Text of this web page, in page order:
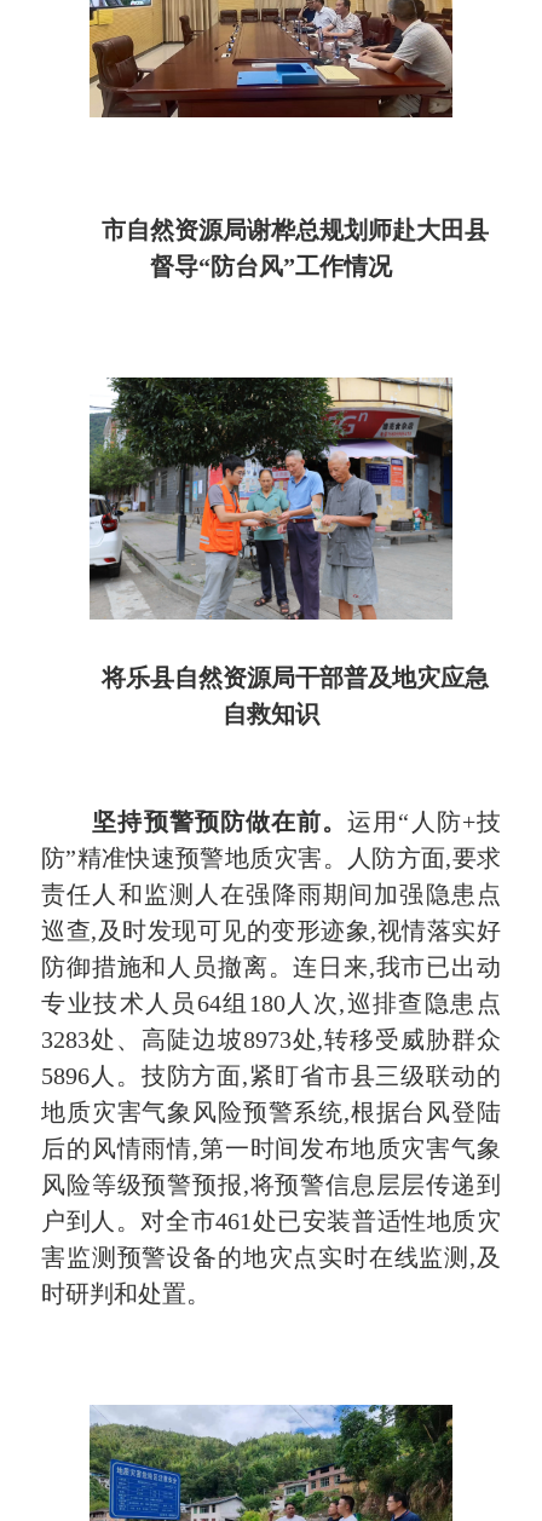
市自然资源局谢桦总规划师赴大田县
督导“防台风”工作情况
将乐县自然资源局干部普及地灾应急
自救知识
坚持预警预防做在前。运用“人防+技
防”精准快速预警地质灾害。人防方面,要求
责任人和监测人在强降雨期间加强隐患点
巡查,及时发现可见的变形迹象,视情落实好
防御措施和人员撤离。连日来,我市已出动
专业技术人员64组180人次,巡排查隐患点
3283处、高陡边坡8973处,转移受威胁群众
5896人。技防方面,紧盯省市县三级联动的
地质灾害气象风险预警系统,根据台风登陆
后的风情雨情,第一时间发布地质灾害气象
风险等级预警预报,将预警信息层层传递到
户到人。对全市461处已安装普适性地质灾
害监测预警设备的地灾点实时在线监测,及
时研判和处置。